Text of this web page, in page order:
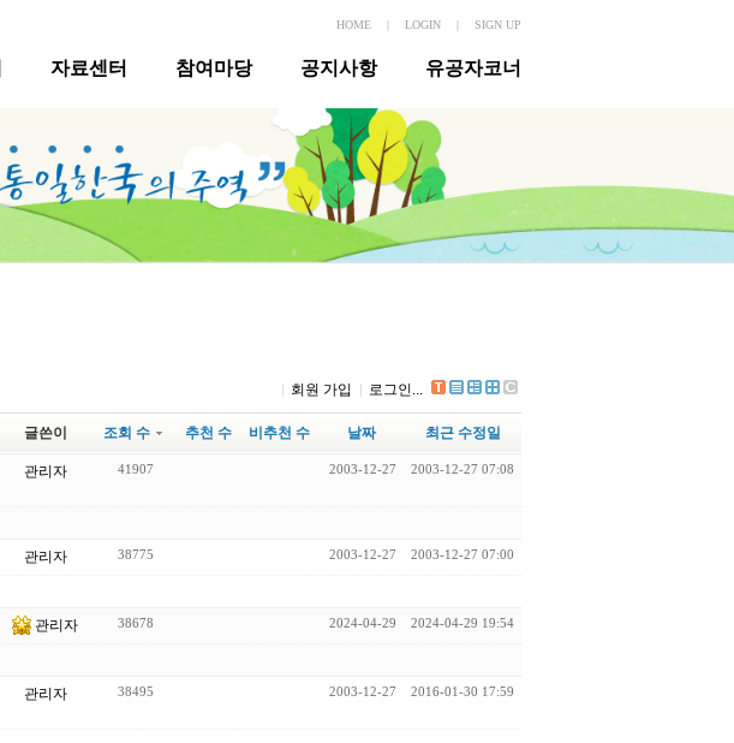
HOME | LOGIN | SIGN UP
자료센터 참여마당 공지사항 유공자코너
회원 가입 로그인...
글쓴이 조회 수 추천 수 비추천 수 날짜 최근 수정일
관리자 41907 2003-12-27 2003-12-27 07:08
관리자 38775 2003-12-27 2003-12-27 07:00
관리자 38678 2024-04-29 2024-04-29 19:54
관리자 38495 2003-12-27 2016-01-30 17:59